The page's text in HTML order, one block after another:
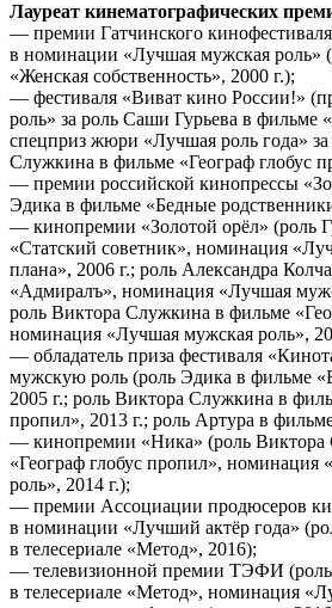
Лауреат кинематографических
— премии Гатчинского
в номинации «Лучшая мужская роль»
«Женская собственность», 2000 г.);
— фестиваля «Виват кино России!»
роль» за роль Саши Гурьева в фильме
спецприз жюри «Лучшая роль года»
Служкина в фильме «Географ глобус
— премии российской кинопрессы
Эдика в фильме «Бедные
— кинопремии «Золотой орёл» (роль
«Статский советник», номинация
плана», 2006 г.; роль Александра
«Адмиралъ», номинация «Лучшая
роль Виктора Служкина в фильме
номинация «Лучшая мужская роль»,
— обладатель приза фестиваля
мужскую роль (роль Эдика в фильме
2005 г.; роль Виктора Служкина в
пропил», 2013 г.; роль Артура в
— кинопремии «Ника» (роль Виктора
«Географ глобус пропил», номинация
роль», 2014 г.);
— премии Ассоциации продюсеров
в номинации «Лучший актёр года»
в телесериале «Метод», 2016);
— телевизионной премии ТЭФИ
в телесериале «Метод», номинация